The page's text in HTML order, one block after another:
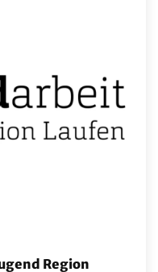
Region